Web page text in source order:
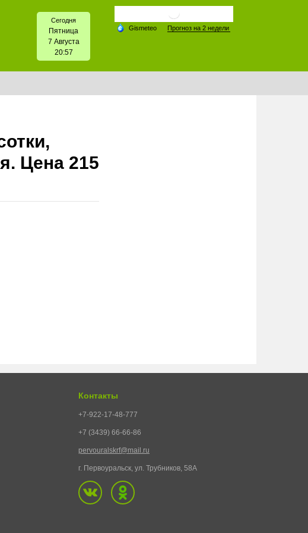
Сегодня
Пятница
7 Августа
20:57
Цена 215
Контакты
+7-922-17-48-777
+7 (3439) 66-66-86
pervouralskrf@mail.ru
г. Первоуральск, ул. Трубников, 58А